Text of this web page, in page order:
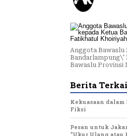
Anggota Bawaslu
Bandarlampung\'
Bawaslu Provinsi
Berita
Kekuasaan dalam
Fiksi
Pesan untuk
“Ukur Ulang atau